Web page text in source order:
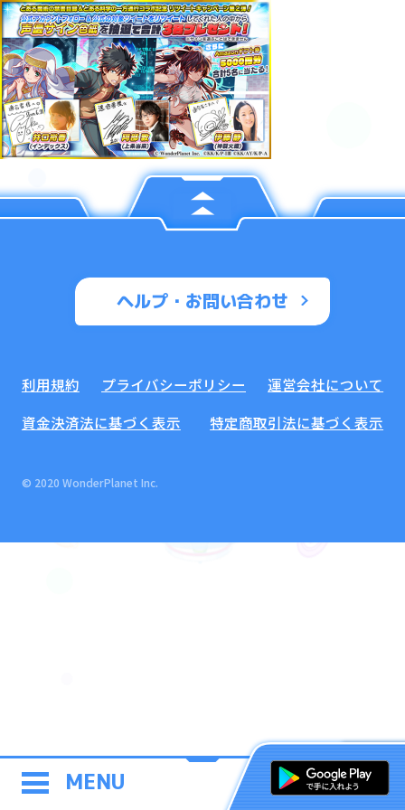
MENU
ヘルプ・お問い合わせ
利用規約 プライバシーポリシー
運営会社について
資金決済法に基づく表示
特定商取引法に基づく表示
© 2020 WonderPlanet Inc.